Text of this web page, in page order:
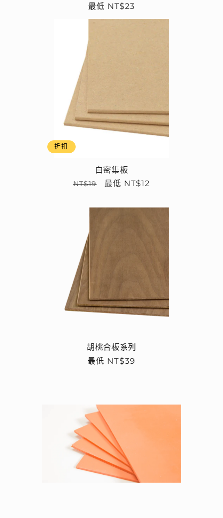
定
最低 NT$23
折扣
白密集板
定
NT$19
售
最低 NT$12
胡桃合板系列
定
最低 NT$39